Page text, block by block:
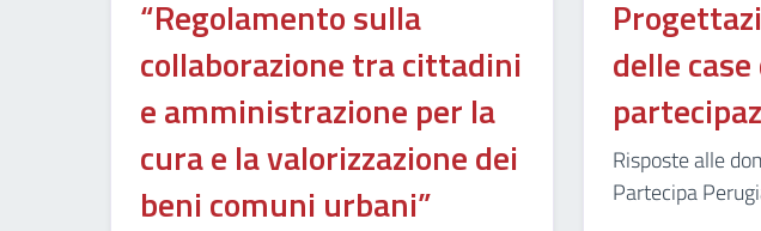
“Regolamento sulla
collaborazione tra cittadini
e amministrazione per la
cura e la valorizzazione dei
beni comuni urbani”
delle
Risposte alle
Partecipa